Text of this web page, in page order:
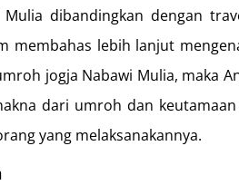
dibandingkan dengan
membahas lebih lanjut
jogja Nabawi Mulia, maka
dari umroh dan
yang melaksanakannya.